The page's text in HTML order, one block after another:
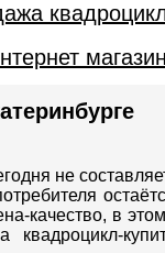
магазин
не
качество, в
квадроцикл-